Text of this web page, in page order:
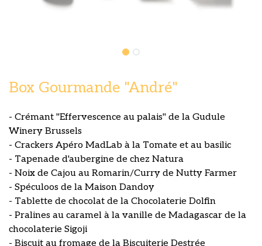
Box Gourmande "André"
- Crémant "Effervescence au palais" de la Gudule
Winery Brussels
- Crackers Apéro MadLab à la Tomate et au basilic
- Tapenade d'aubergine de chez Natura
- Noix de Cajou au Romarin/Curry de Nutty Farmer
- Spéculoos de la Maison Dandoy
- Tablette de chocolat de la Chocolaterie Dolfin
- Pralines au caramel à la vanille de Madagascar de la
chocolaterie Sigoji
- Biscuit au fromage de la Biscuiterie Destrée